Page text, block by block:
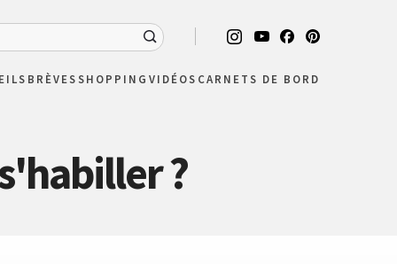
BRÈVESSHOPPING VIDÉOS CARNETS DE BORD
?